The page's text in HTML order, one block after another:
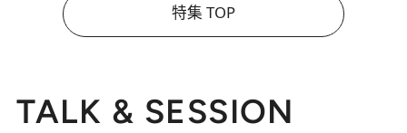
特集 TOP
TALK & SESSION